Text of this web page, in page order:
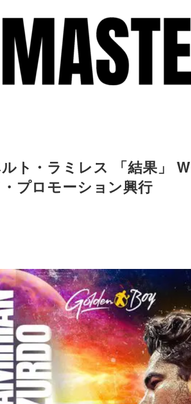
ト・ラミレス 「結果」
プロモーション興行